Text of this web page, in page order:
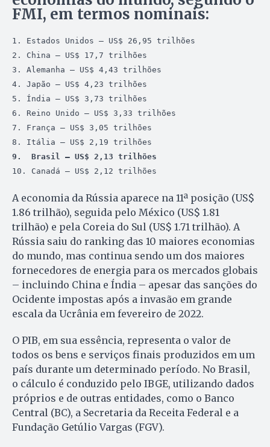
FMI, em termos nominais:
1. Estados Unidos – US$ 26,95 trilhões
2. China – US$ 17,7 trilhões
3. Alemanha – US$ 4,43 trilhões
4. Japão – US$ 4,23 trilhões
5. Índia – US$ 3,73 trilhões
6. Reino Unido – US$ 3,33 trilhões
7. França – US$ 3,05 trilhões
9.  Brasil – US$ 2,13 trilhões
10. Canadá – US$ 2,12 trilhões
A economia da Rússia aparece na 11ª posição (US$
1.86 trilhão), seguida pelo México (US$ 1.81
trilhão) e pela Coreia do Sul (US$ 1.71 trilhão). A
Rússia saiu do ranking das 10 maiores economias
do mundo, mas continua sendo um dos maiores
fornecedores de energia para os mercados globais
– incluindo China e Índia – apesar das sanções do
Ocidente impostas após a invasão em grande
escala da Ucrânia em fevereiro de 2022.
O PIB, em sua essência, representa o valor de
todos os bens e serviços finais produzidos em um
país durante um determinado período. No Brasil,
o cálculo é conduzido pelo IBGE, utilizando dados
próprios e de outras entidades, como o Banco
Central (BC), a Secretaria da Receita Federal e a
Fundação Getúlio Vargas (FGV).